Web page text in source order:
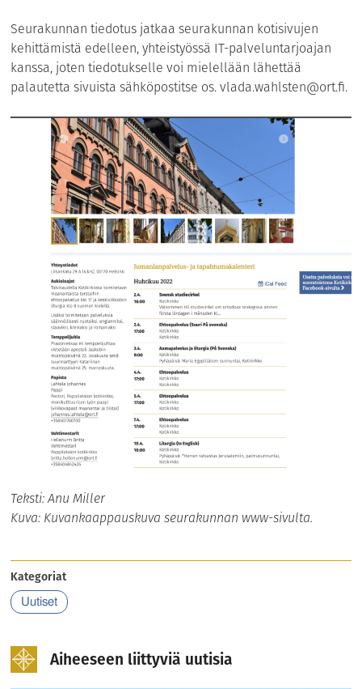
Seurakunnan tiedotus jatkaa seurakunnan kotisivujen
kehittämistä edelleen, yhteistyössä IT-palveluntarjoajan
kanssa, joten tiedotukselle voi mielellään lähettää
palautetta sivuista sähköpostitse os.vlada.wahlsten@ort.fi.
Teksti: Anu Miller
Kuva: Kuvankaappauskuva seurakunnan www-sivulta.
Kategoriat
Uutiset
Aiheeseen liittyviä uutisia